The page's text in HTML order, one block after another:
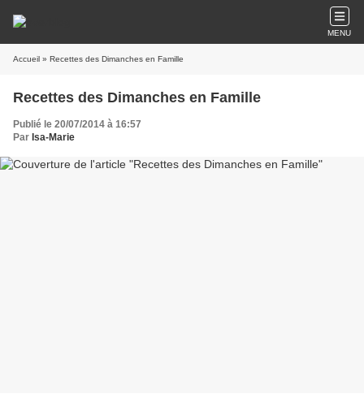
MENU
Accueil » Recettes des Dimanches en Famille
Recettes des Dimanches en Famille
Publié le 20/07/2014 à 16:57
Par Isa-Marie